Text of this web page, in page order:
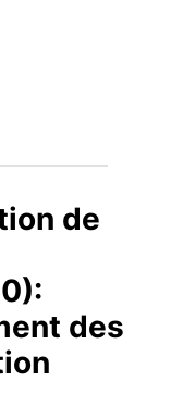
de
des